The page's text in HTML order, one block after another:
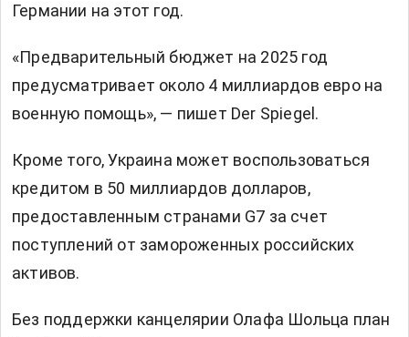
Германии на этот год.
«Предварительный бюджет на 2025 год
предусматривает около 4 миллиардов евро на
военную помощь», — пишет Der Spiegel.
Кроме того, Украина может воспользоваться
кредитом в 50 миллиардов долларов,
предоставленным странами G7 за счет
поступлений от замороженных российских
активов.
Без поддержки канцелярии Олафа Шольца план